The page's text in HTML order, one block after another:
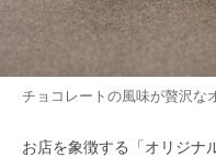
チョコレートの風味が贅沢
お店を象徴する「オリジナ